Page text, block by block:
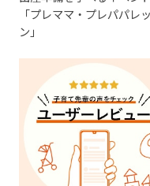
「プレママ・プレパパレ
ン」